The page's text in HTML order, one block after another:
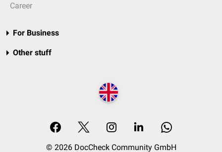
Career
For Business
Other stuff
© 2026 DocCheck Community GmbH